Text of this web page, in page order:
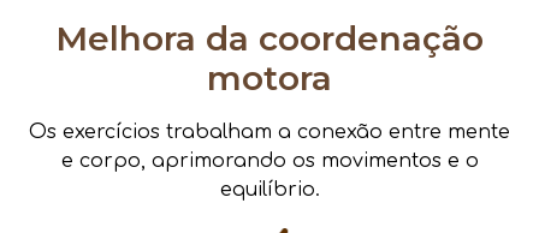
Melhora da coordenação
motora
Os exercícios trabalham a conexão entre mente
e corpo, aprimorando os movimentos e o
equilíbrio.